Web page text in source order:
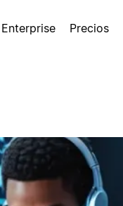
Enterprise Precios